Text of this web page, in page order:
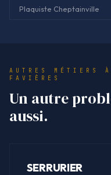
Plaquiste Cheptainville
AUTRES MÉTIERS
FAVIÈRES
Un autre
aussi.
SERRURIER